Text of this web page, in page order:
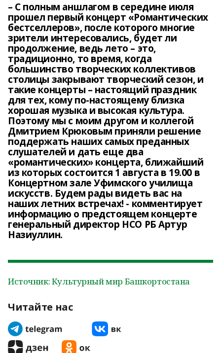
– С полным аншлагом в середине июля
прошел первый концерт «Романтических
бестселлеров», после которого многие
зрители интересовались, будет ли
продолжение, ведь лето – это,
традиционно, то время, когда
большинство творческих коллективов
столицы закрывают творческий сезон, и
такие концерты – настоящий праздник
для тех, кому по-настоящему близка
хорошая музыка и высокая культура.
Поэтому мы с моим другом и коллегой
Дмитрием Крюковым приняли решение
поддержать наших самых преданных
слушателей и дать еще два
«романтических» концерта, ближайший
из которых состоится 1 августа в 19.00 в
Концертном зале Уфимского училища
искусств. Будем рады видеть вас на
наших летних встречах! - комментирует
информацию о предстоящем концерте
генеральный директор НСО РБ Артур
Назиуллин.
Источник: Культурный мир Башкортостана
Читайте нас